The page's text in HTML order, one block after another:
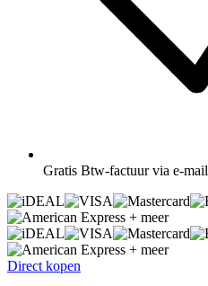
Gratis Btw-factuur via e-mail
+ meer
+ meer
Direct kopen